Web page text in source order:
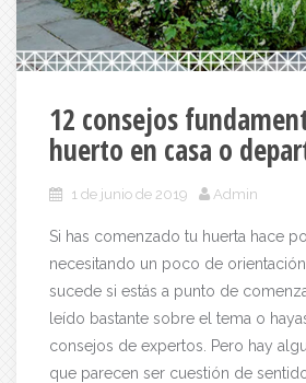
12 consejos
huerto en casa o
1 de junio de 2019 Admin
Si has comenzado tu huerta hace
necesitando un poco de
sucede si estás a punto de
leído bastante sobre el tema o
consejos de expertos. Pero hay
que parecen ser cuestión de